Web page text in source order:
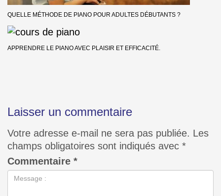
QUELLE MÉTHODE DE PIANO POUR ADULTES DÉBUTANTS ?
APPRENDRE LE PIANO AVEC PLAISIR ET EFFICACITÉ.
Laisser un commentaire
Votre adresse e-mail ne sera pas publiée. Les
champs obligatoires sont indiqués avec *
Commentaire *